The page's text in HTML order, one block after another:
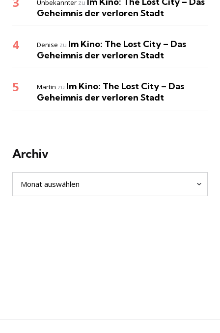
Unbekannter zu
Geheimnis der verloren Stadt
Denise zu Im Kino: The Lost City – Das
Geheimnis der verloren Stadt
Martin zu Im Kino: The Lost City – Das
Geheimnis der verloren Stadt
Archiv
Archiv